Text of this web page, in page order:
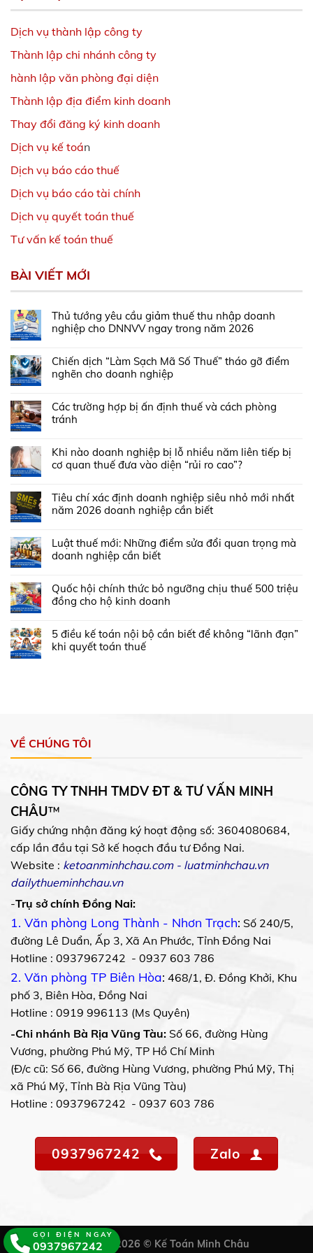
Dịch vụ thành lập công ty
Thành lập chi nhánh công ty
hành lập văn phòng đại diện
Thành lập địa điểm kinh doanh
Thay đổi đăng ký kinh doanh
Dịch vụ kế toán
Dịch vụ báo cáo thuế
Dịch vụ báo cáo tài chính
Dịch vụ quyết toán thuế
Tư vấn kế toán thuế
BÀI VIẾT MỚI
Thủ tướng yêu cầu giảm thuế thu nhập doanh
nghiệp cho DNNVV ngay trong năm 2026
Chiến dịch “Làm Sạch Mã Số Thuế” tháo gỡ điểm
nghẽn cho doanh nghiệp
Các trường hợp bị ấn định thuế và cách phòng
tránh
Khi nào doanh nghiệp bị lỗ nhiều năm liên tiếp bị
cơ quan thuế đưa vào diện “rủi ro cao”?
Tiêu chí xác định doanh nghiệp siêu nhỏ mới nhất
năm 2026 doanh nghiệp cần biết
Luật thuế mới: Những điểm sửa đổi quan trọng mà
doanh nghiệp cần biết
Quốc hội chính thức bỏ ngưỡng chịu thuế 500 triệu
đồng cho hộ kinh doanh
5 điều kế toán nội bộ cần biết để không “lãnh đạn”
khi quyết toán thuế
VỀ CHÚNG TÔI
CÔNG TY TNHH TMDV ĐT & TƯ VẤN MINH
CHÂU™
Giấy chứng nhận đăng ký hoạt động số: 3604080684,
cấp lần đầu tại Sở kế hoạch đầu tư Đồng Nai.
Website : ketoanminhchau.com- luatminhchau.vn
dailythueminhchau.vn
-Trụ sở chính Đồng Nai:
1. Văn phòng Long Thành - Nhơn Trạch: Số 240/5,
đường Lê Duẩn, Ấp 3, Xã An Phước, Tỉnh Đồng Nai
Hotline : 0937967242 - 0937 603 786
2. Văn phòng TP Biên Hòa: 468/1, Đ. Đồng Khởi, Khu
phố 3, Biên Hòa, Đồng Nai
Hotline : 0919 996113 (Ms Quyên)
-Chi nhánh Bà Rịa Vũng Tàu: Số 66, đường Hùng
Vương, phường Phú Mỹ, TP Hồ Chí Minh
(Đ/c cũ: Số 66, đường Hùng Vương, phường Phú Mỹ, Thị
xã Phú Mỹ, Tỉnh Bà Rịa Vũng Tàu)
Hotline : 0937967242 - 0937 603 786
0937967242 Zalo
Copyright 2026 © Kế Toán Minh Châu
GỌI ĐIỆN NGAY
0937967242